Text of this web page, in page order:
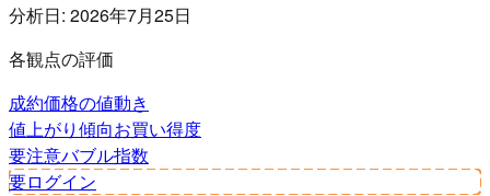
分析日: 2026年7月25日
各観点の評価
成約価格の値動き
値上がり傾向お買い得度
要注意バブル指数
要ログイン